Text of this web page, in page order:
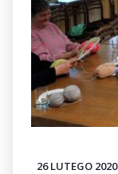
26 LUTEGO 2020